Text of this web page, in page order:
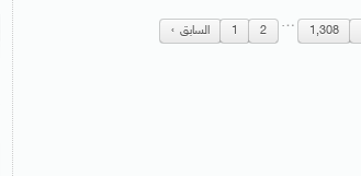
السابق 1 2 … 1,308